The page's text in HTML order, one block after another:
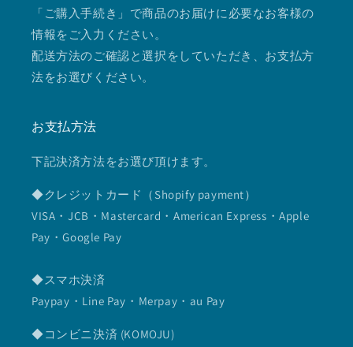
「ご購入手続き」で商品のお届けに必要なお客様の
情報をご入力ください。
配送方法のご確認と選択をしていただき、お支払方
法をお選びください。
お支払方法
下記決済方法をお選び頂けます。
◆クレジットカード（Shopify payment）
VISA・JCB・Mastercard・American Express・Apple
Pay・Google Pay
◆スマホ決済
Paypay・Line Pay・Merpay・au Pay
◆コンビニ決済 (KOMOJU)